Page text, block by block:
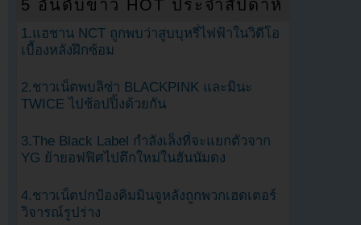
5 อันดับข่าว HOT ประจำสัปดาห์
1.แฮชาน NCT ถูกพบว่าสูบบุหรี่ไฟฟ้าในวิดีโอ
เบื้องหลังฝึกซ้อม
2.ชาวเน็ตพบลิซ่า BLACKPINK และมินะ
TWICE ไปช้อปปิ้งด้วยกัน
3.The Black Label กำลังเล็งที่จะแยกตัวจาก
YG ย้ายอฟฟิศไปตึกใหม่ในฮันนัมดง
4.ชาวเน็ตปกป้องคิมมินจูหลังถูกพวกเฮดเตอร์
วิจารณ์รูปร่าง